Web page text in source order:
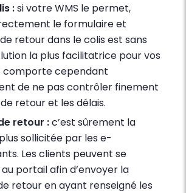
:si votre WMS le permet,
le formulaire et
retour dans le colis est sans
la plus facilitatrice pour vos
comporte cependant
de ne pas contrôler finement
retour et les délais.
retour :c’est sûrement la
sollicitée par les e-
Les clients peuvent se
portail afin d’envoyer la
retour en ayant renseigné les